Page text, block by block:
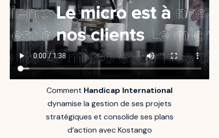
Comment Handicap International
dynamise la gestion de ses projets
stratégiques et consolide ses plans
d’action avec Kostango